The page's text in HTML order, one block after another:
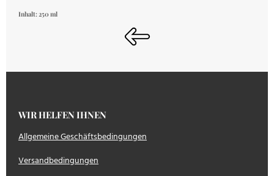
Inhalt: 250 ml
WIR HELFEN IHNEN
Allgemeine Geschäftsbedingungen
Versandbedingungen